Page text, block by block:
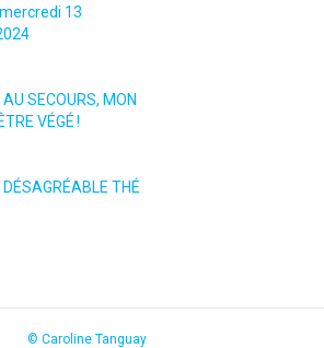
13
AU SECOURS, MON
VÉGÉ !
DÉSAGRÉABLE THÉ
© Caroline Tanguay